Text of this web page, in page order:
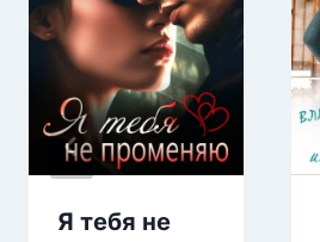
Я тебя не